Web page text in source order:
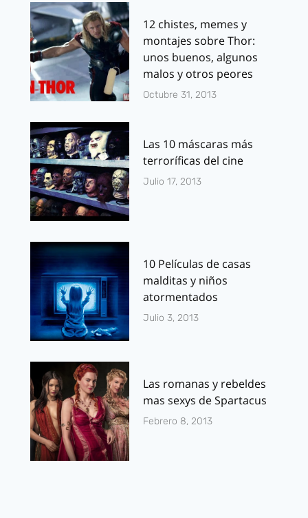
12 chistes, memes y
montajes sobre Thor:
unos buenos, algunos
malos y otros peores
Octubre 31, 2013
Las 10 máscaras más
terroríficas del cine
Julio 17, 2013
10 Películas de casas
malditas y niños
atormentados
Julio 3, 2013
Las romanas y rebeldes
mas sexys de Spartacus
Febrero 8, 2013